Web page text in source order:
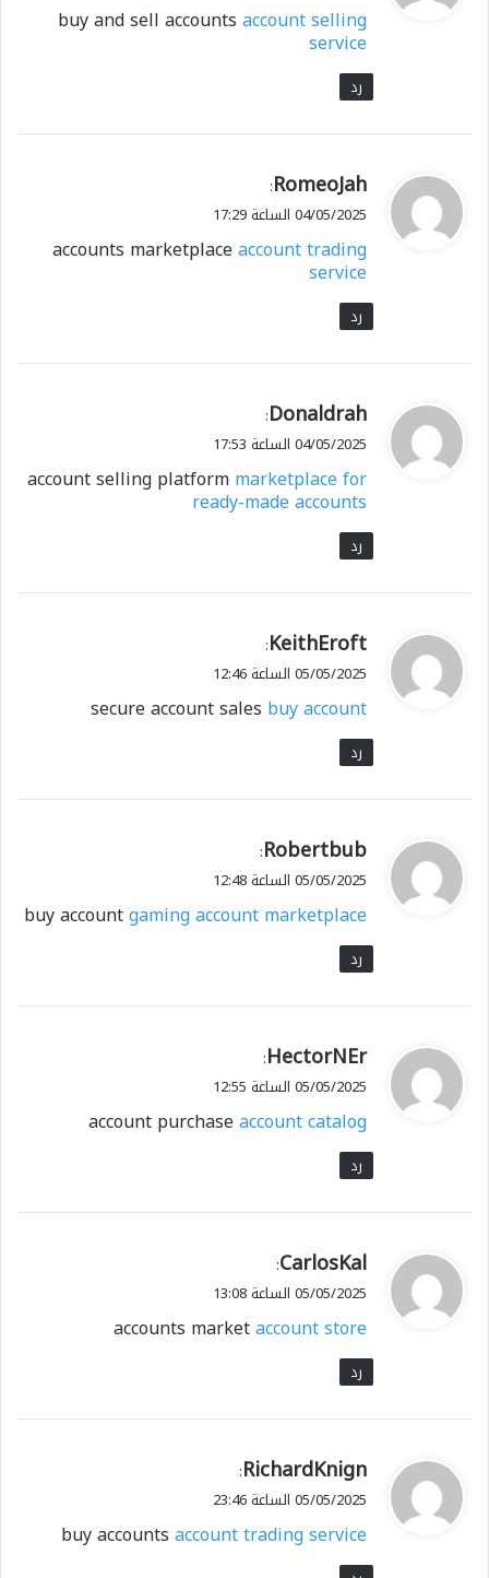
ل
buy and sell accountsaccount selling
service
رد
ي
ق
ل
RomeoJah
:
04/05/2025 الساعة 17:29
accounts marketplaceaccount trading
service
رد
ي
ق
ل
Donaldrah
:
04/05/2025 الساعة 17:53
account selling platformmarketplace for
ready-made accounts
رد
ي
ق
ل
KeithEroft
:
05/05/2025 الساعة 12:46
secure account sales buy account
رد
ي
ق
ل
Robertbub
:
05/05/2025 الساعة 12:48
buy accountgaming account marketplace
رد
ي
ق
ل
HectorNEr
:
05/05/2025 الساعة 12:55
account purchaseaccount catalog
رد
ي
ق
ل
CarlosKal
:
05/05/2025 الساعة 13:08
accounts marketaccount store
رد
ي
ق
ل
RichardKnign
:
05/05/2025 الساعة 23:46
buy accountsaccount trading service